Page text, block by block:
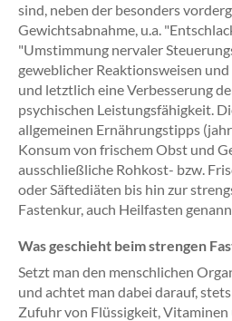
sind, neben der besonders
Gewichtsabnahme, u.a.
"Umstimmung nervaler
geweblicher Reaktionsweisen
und letztlich eine Verbesserung
psychischen Leistungsfähigkeit.
allgemeinen Ernährungstipps
Konsum von frischem Obst und
ausschließliche Rohkost- bzw.
oder Säftediäten bis hin zur
Fastenkur, auch Heilfasten
Was geschieht beim strengen
Setzt man den menschlichen
und achtet man dabei darauf,
Zufuhr von Flüssigkeit,